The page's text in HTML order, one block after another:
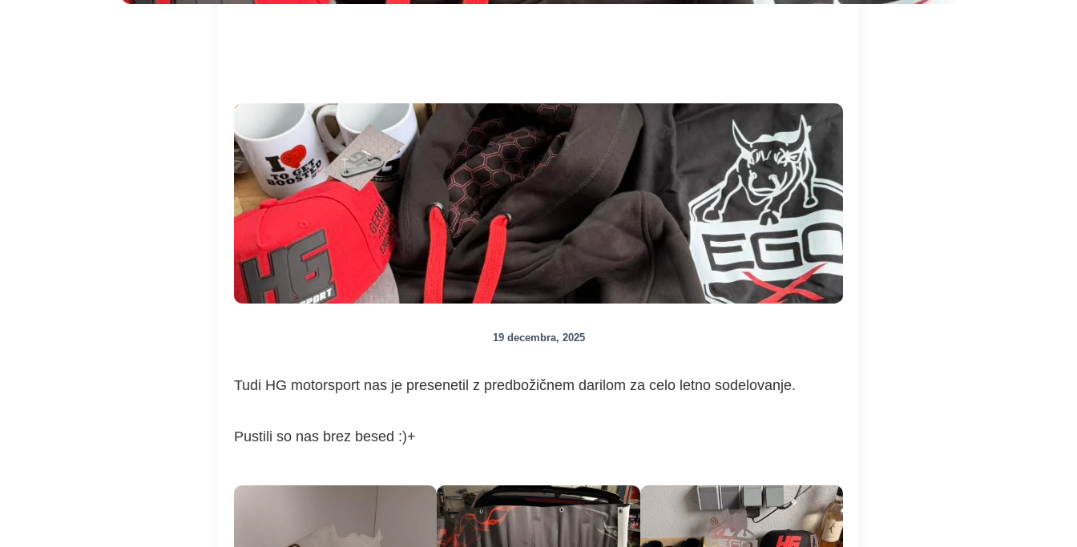
19 decembra, 2025
Tudi HG motorsport nas je presenetil z predbožičnem darilom za celo letno sodelovanje.
Pustili so nas brez besed :)+